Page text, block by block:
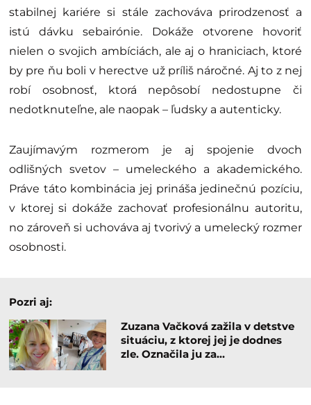
stabilnej kariére si stále zachováva prirodzenosť a
istú dávku sebairónie. Dokáže otvorene hovoriť
nielen o svojich ambíciách, ale aj o hraniciach, ktoré
by pre ňu boli v herectve už príliš náročné. Aj to z nej
robí osobnosť, ktorá nepôsobí nedostupne či
nedotknuteľne, ale naopak – ľudsky a autenticky.
Zaujímavým rozmerom je aj spojenie dvoch
odlišných svetov – umeleckého a akademického.
Práve táto kombinácia jej prináša jedinečnú pozíciu,
v ktorej si dokáže zachovať profesionálnu autoritu,
no zároveň si uchováva aj tvorivý a umelecký rozmer
osobnosti.
Pozri aj:
Zuzana Vačková zažila v detstve
situáciu, z ktorej jej je dodnes
zle. Označila ju za…